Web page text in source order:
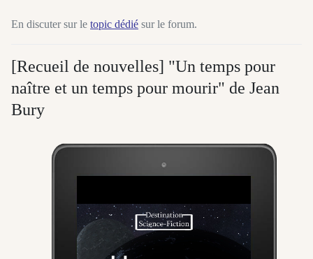
En discuter sur le topic dédié sur le forum.
[Recueil de nouvelles] "Un temps pour
naître et un temps pour mourir" de Jean
Bury